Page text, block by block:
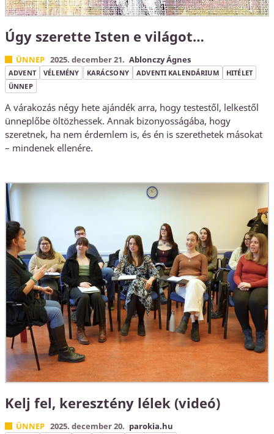
Úgy szerette Isten e világot…
ÜNNEP 2025. december 21. Ablonczy Ágnes
ADVENT VÉLEMÉNY KARÁCSONY ADVENTI KALENDÁRIUM
HITÉLET
ÜNNEP
A várakozás négy hete ajándék arra, hogy testestől, lelkestől
ünneplőbe öltözhessek. Annak bizonyosságába, hogy
szeretnek, ha nem érdemlem is, és én is szerethetek másokat
– mindenek ellenére.
Kelj fel, keresztény lélek (videó)
ÜNNEP 2025. december 20. parokia.hu